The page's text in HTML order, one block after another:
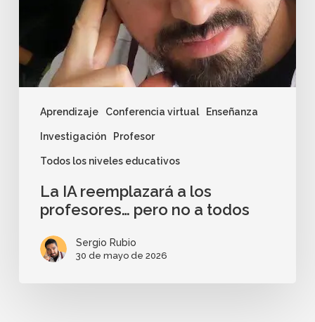
Aprendizaje Conferencia virtual Enseñanza
Investigación Profesor
Todos los niveles educativos
La IA reemplazará a los
profesores… pero no a todos
Sergio Rubio
30 de mayo de 2026